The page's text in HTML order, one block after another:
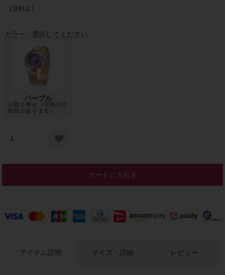
送料込
カラー 選択してください
パープル
※取り寄せ（完売の可
能性があります）
カートに入れる
アイテム説明 サイズ・詳細 レビュー